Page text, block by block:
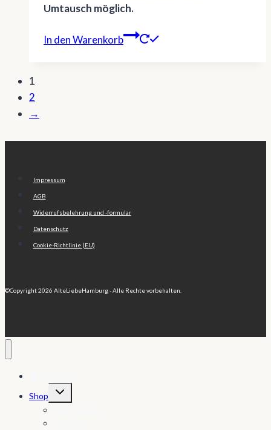
Umtausch möglich.
In den Warenkorb
1
2
→
Impressum
AGB
Widerrufsbelehrung und -formular
Datenschutz
Cookie-Richtlinie (EU)
©Copyright 2026 AlteLiebeHamburg - Alle Rechte vorbehalten.
Shop
Untermenü
umschalten